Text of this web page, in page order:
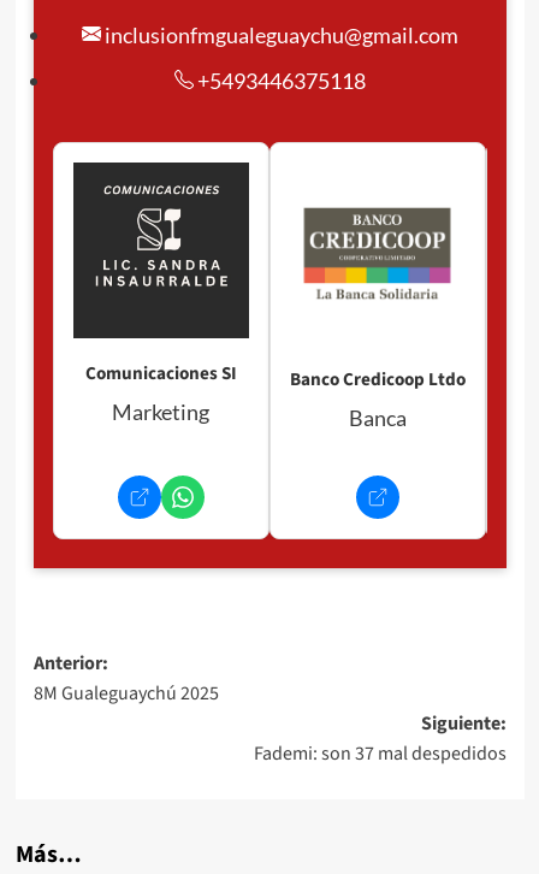
inclusionfmgualeguaychu@gmail.com
+5493446375118
Comunicaciones SI
Marketing
Banco Credicoop Ltdo
Banca
Navegación
de
Anterior:
8M Gualeguaychú 2025
Siguiente:
Fademi: son 37 mal despedidos
Más…